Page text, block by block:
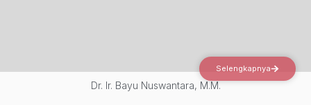
Selengkapnya
Dr. Ir. Bayu Nuswantara, M.M.